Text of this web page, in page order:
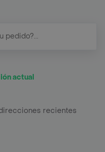
actual
recientes